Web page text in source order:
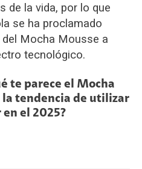
de la vida, por lo que
se ha proclamado
Mocha Mousse a
tecnológico.
te parece el Mocha
la tendencia de utilizar
el 2025?